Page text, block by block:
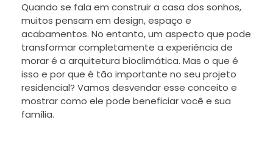
Quando se fala em construir a casa dos sonhos,
muitos pensam em design, espaço e
acabamentos. No entanto, um aspecto que pode
transformar completamente a experiência de
morar é a arquitetura bioclimática. Mas o que é
isso e por que é tão importante no seu projeto
residencial? Vamos desvendar esse conceito e
mostrar como ele pode beneficiar você e sua
família.